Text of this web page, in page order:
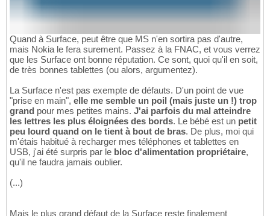
Quand à Surface, peut être que MS n'en sortira pas d'autre,
mais Nokia le fera surement. Passez à la FNAC, et vous verrez
que les Surface ont bonne réputation. Ce sont, quoi qu'il en soit,
de très bonnes tablettes (ou alors, argumentez).
La Surface n'est pas exempte de défauts. D'un point de vue
"prise en main", elle me semble un poil (mais juste un !) trop
grand pour mes petites mains. J'ai parfois du mal atteindre
les lettres les plus éloignées des bords. Le bébé est un petit
peu lourd quand on le tient à bout de bras. De plus, moi qui
m'étais habitué à recharger mes téléphones et tablettes en
USB, j'ai été surpris par le bloc d'alimentation propriétaire,
qu'il ne faudra jamais oublier.
(...)
Mais le plus grand défaut de la Surface reste finalement